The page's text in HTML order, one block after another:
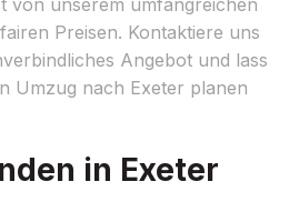
Preisen. Kontaktiere uns
Angebot und lass
Umzug nach Exeter planen
in Exeter